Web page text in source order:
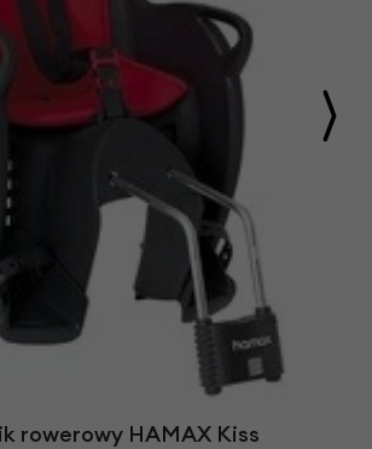
rowerowy HAMAX Kiss